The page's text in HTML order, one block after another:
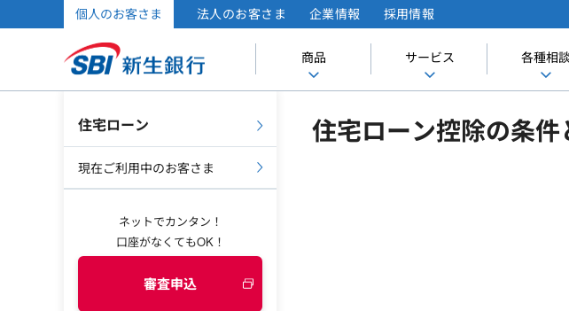
商品 サービス 各種相
個人のお客さま 法人のお客さま 企業情報 採用情報
住宅ローン控除の条
住宅ローン
現在ご利用中のお客さま
ネットでカンタン！
口座がなくてもOK！
審査申込